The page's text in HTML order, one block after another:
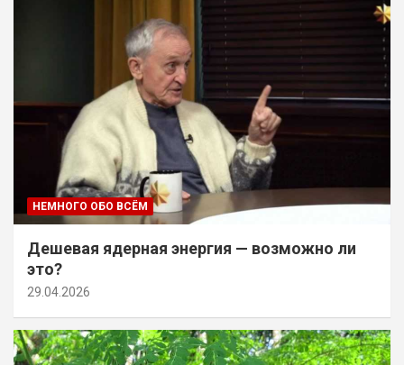
НЕМНОГО ОБО ВСЁМ
Дешевая ядерная энергия — возможно ли
это?
29.04.2026